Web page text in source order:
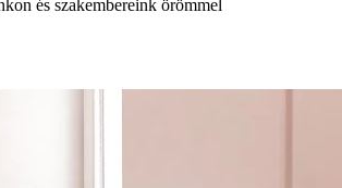
és szakembereink örömmel